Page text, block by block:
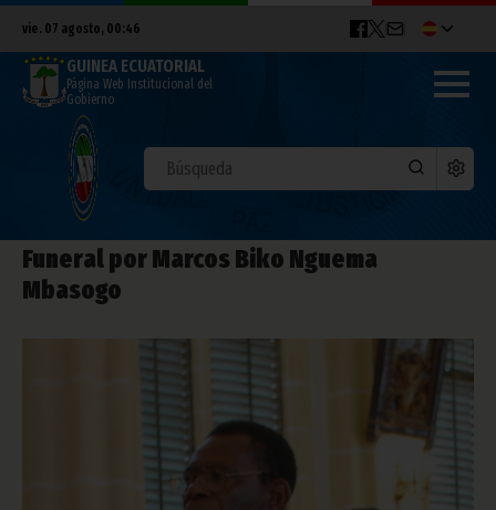
vie. 07 agosto, 00:46
GUINEA ECUATORIAL
Página Web Institucional del
Gobierno
Funeral por Marcos Biko Nguema
Mbasogo